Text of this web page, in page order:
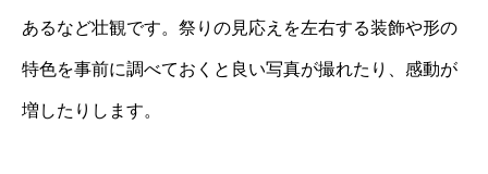
あるなど壮観です。祭りの見応えを左右する装飾や形の
特色を事前に調べておくと良い写真が撮れたり、感動が
増したりします。